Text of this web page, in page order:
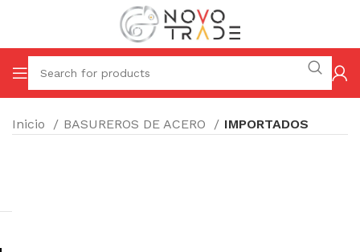
Inicio BASUREROS DE ACERO IMPORTADOS